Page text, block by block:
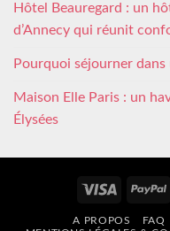
Hôtel Beauregard : un
d’Annecy qui réunit
Pourquoi séjourner
Maison Elle Paris : un
Élysées
Visa
A PROPOS FAQ